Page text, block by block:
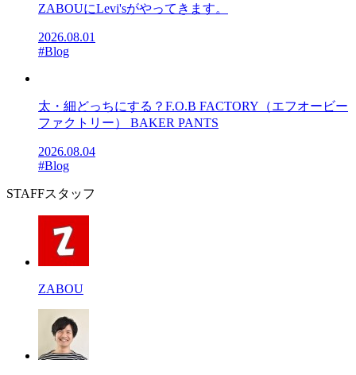
ZABOUにLevi'sがやってきます。
2026.08.01
#Blog
太・細どっちにする？F.O.B FACTORY（エフオービー
ファクトリー） BAKER PANTS
2026.08.04
#Blog
STAFFスタッフ
ZABOU